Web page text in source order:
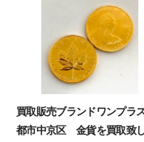
買取販売ブランドワンプ
都市中京区 金貨を買取致